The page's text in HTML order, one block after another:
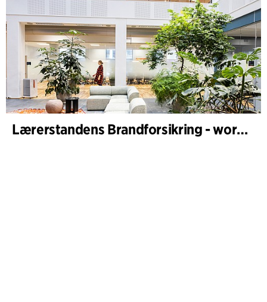
Lærerstandens Brandforsikring - workplace design